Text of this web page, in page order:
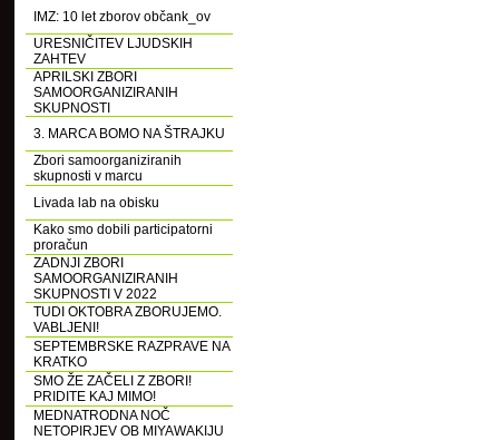
IMZ: 10 let zborov občank_ov
URESNIČITEV LJUDSKIH
ZAHTEV
APRILSKI ZBORI
SAMOORGANIZIRANIH
SKUPNOSTI
3. MARCA BOMO NA ŠTRAJKU
Zbori samoorganiziranih
skupnosti v marcu
Livada lab na obisku
Kako smo dobili participatorni
proračun
ZADNJI ZBORI
SAMOORGANIZIRANIH
SKUPNOSTI V 2022
TUDI OKTOBRA ZBORUJEMO.
VABLJENI!
SEPTEMBRSKE RAZPRAVE NA
KRATKO
SMO ŽE ZAČELI Z ZBORI!
PRIDITE KAJ MIMO!
MEDNATRODNA NOČ
NETOPIRJEV OB MIYAWAKIJU